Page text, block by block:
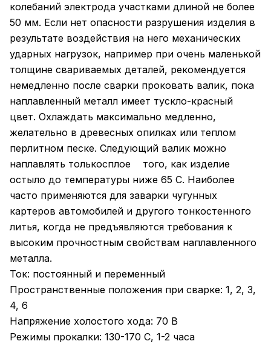
колебаний электрода участками длиной не более
50 мм. Если нет опасности разрушения изделия в
результате воздействия на него механических
ударных нагрузок, например при очень маленькой
толщине свариваемых деталей, рекомендуется
немедленно после сварки проковать валик, пока
наплавленный металл имеет тускло-красный
цвет. Охлаждать максимально медленно,
желательно в древесных опилках или теплом
перлитном песке. Следующий валик можно
наплавлять толькосплое того, как изделие
остыло до температуры ниже 65 С. Наиболее
часто применяются для заварки чугунных
картеров автомобилей и другого тонкостенного
литья, когда не предъявляются требования к
высоким прочностным свойствам наплавленного
металла.
Ток: постоянный и переменный
Пространственные положения при сварке: 1, 2, 3,
4, 6
Напряжение холостого хода: 70 В
Режимы прокалки: 130-170 С, 1-2 часа